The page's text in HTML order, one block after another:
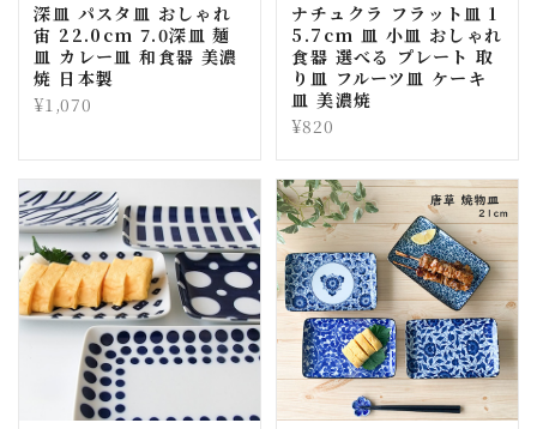
深皿 パスタ皿 おしゃれ
宙 22.0cm 7.0深皿 麺
皿 カレー皿 和食器 美濃
焼 日本製
¥1,070
ナチュクラ フラット皿 1
5.7cm 皿 小皿 おしゃれ
食器 選べる プレート 取
り皿 フルーツ皿 ケーキ
皿 美濃焼
¥820